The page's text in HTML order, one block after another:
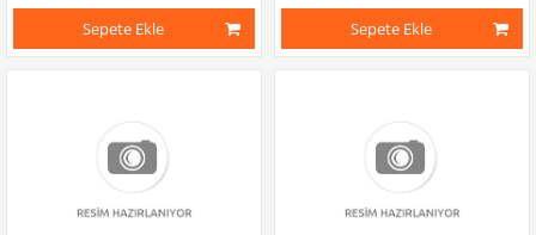
Sepete Ekle Sepete Ekle